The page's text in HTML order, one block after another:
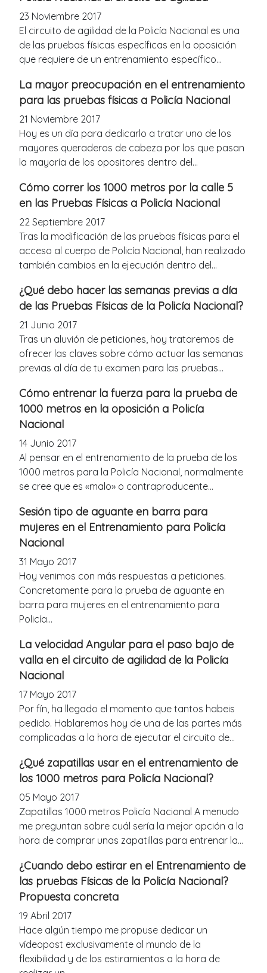
23 Noviembre 2017
El circuito de agilidad de la Policía Nacional es una
de las pruebas físicas específicas en la oposición
que requiere de un entrenamiento específico...
La mayor preocupación en el entrenamiento
para las pruebas físicas a Policía Nacional
21 Noviembre 2017
Hoy es un día para dedicarlo a tratar uno de los
mayores queraderos de cabeza por los que pasan
la mayoría de los opositores dentro del...
Cómo correr los 1000 metros por la calle 5
en las Pruebas Físicas a Policía Nacional
22 Septiembre 2017
Tras la modificación de las pruebas físicas para el
acceso al cuerpo de Policía Nacional, han realizado
también cambios en la ejecución dentro del...
¿Qué debo hacer las semanas previas a día
de las Pruebas Físicas de la Policía Nacional?
21 Junio 2017
Tras un aluvión de peticiones, hoy trataremos de
ofrecer las claves sobre cómo actuar las semanas
previas al día de tu examen para las pruebas...
Cómo entrenar la fuerza para la prueba de
1000 metros en la oposición a Policía
Nacional
14 Junio 2017
Al pensar en el entrenamiento de la prueba de los
1000 metros para la Policía Nacional, normalmente
se cree que es «malo» o contraproducente...
Sesión tipo de aguante en barra para
mujeres en el Entrenamiento para Policía
Nacional
31 Mayo 2017
Hoy venimos con más respuestas a peticiones.
Concretamente para la prueba de aguante en
barra para mujeres en el entrenamiento para
Policía...
La velocidad Angular para el paso bajo de
valla en el circuito de agilidad de la Policía
Nacional
17 Mayo 2017
Por fín, ha llegado el momento que tantos habeis
pedido. Hablaremos hoy de una de las partes más
complicadas a la hora de ejecutar el circuito de...
¿Qué zapatillas usar en el entrenamiento de
los 1000 metros para Policía Nacional?
05 Mayo 2017
Zapatillas 1000 metros Policía Nacional A menudo
me preguntan sobre cuál sería la mejor opción a la
hora de comprar unas zapatillas para entrenar la...
¿Cuando debo estirar en el Entrenamiento de
las pruebas Físicas de la Policía Nacional?
Propuesta concreta
19 Abril 2017
Hace algún tiempo me propuse dedicar un
vídeopost exclusivamente al mundo de la
flexibilidad y de los estiramientos a la hora de